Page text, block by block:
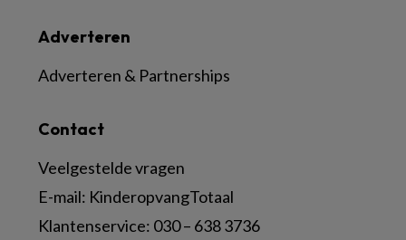
Contact
Veelgestelde vragen
E-mail: KinderopvangTotaal
Klantenservice: 030 – 638 3736
Adverteren
Adverteren & Partnerships